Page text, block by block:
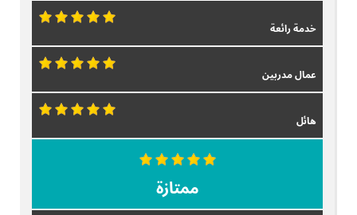
خدمة رائعة
عمال مدربين
هائل
ممتازة